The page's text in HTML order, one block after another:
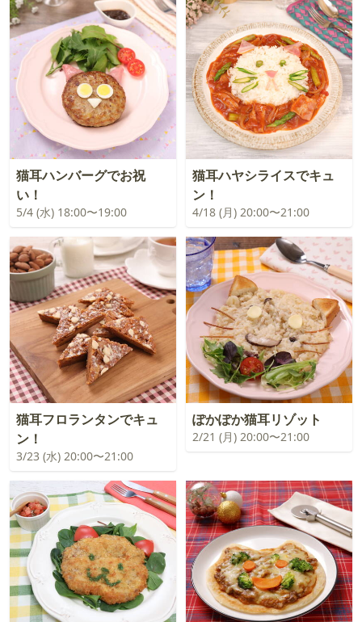
猫耳ハンバーグでお祝
い！
5/4 (水) 18:00〜19:00
猫耳ハヤシライスでキュ
ン！
4/18 (月) 20:00〜21:00
猫耳フロランタンでキュ
ン！
3/23 (水) 20:00〜21:00
ぽかぽか猫耳リゾット
2/21 (月) 20:00〜21:00